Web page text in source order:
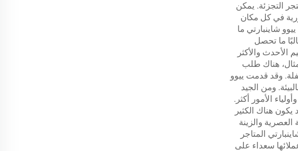
التجزئة. يمكن
في كل مكان
شاينبارتي ما
ما تحصل
الأحدث والأكثر
هناك طلب
وقد قدمت ييوو
ومن الجيد
الأمور أكثر.
هناك الكثير
والزينة
المتاجر
سعداء على